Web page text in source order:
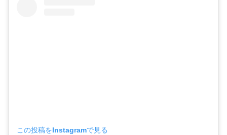
この投稿をInstagramで見る